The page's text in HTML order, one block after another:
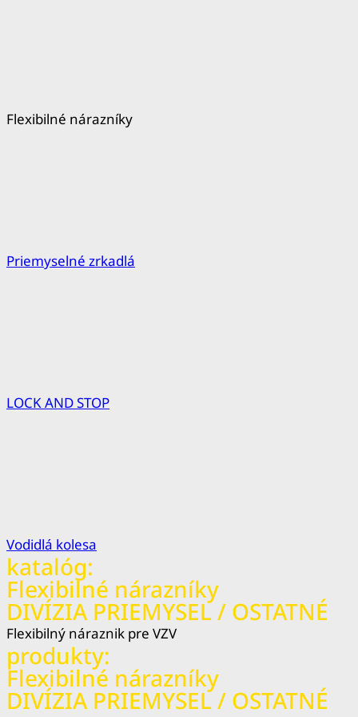
Flexibilné nárazníky
Priemyselné zrkadlá
LOCK AND STOP
Vodidlá kolesa
katalóg:
Flexibilné nárazníky
DIVÍZIA PRIEMYSEL / OSTATNÉ
Flexibilný náraznik pre VZV
produkty:
Flexibilné nárazníky
DIVÍZIA PRIEMYSEL / OSTATNÉ